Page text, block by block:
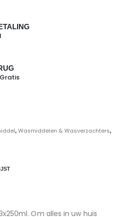
, Wasmiddelen & Wasverzachters,
Om alles in uw huis